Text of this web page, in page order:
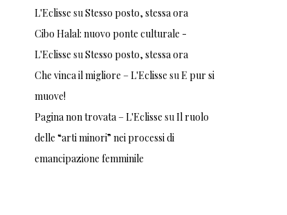
L'Eclisse suStesso posto, stessa ora
Cibo Halal: nuovo ponte culturale -
L'Eclisse suStesso posto, stessa ora
Che vinca il migliore – L'Eclisse suE pur si
muove!
Pagina non trovata – L'Eclisse suIl ruolo
delle “arti minori” nei processi di
emancipazione femminile